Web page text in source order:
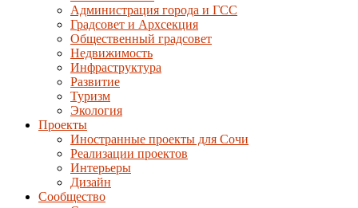
Администрация города и ГСС
Градсовет и Архсекция
Общественный градсовет
Недвижимость
Инфраструктура
Развитие
Туризм
Экология
Проекты
Иностранные проекты для Сочи
Реализации проектов
Интерьеры
Дизайн
Сообщество